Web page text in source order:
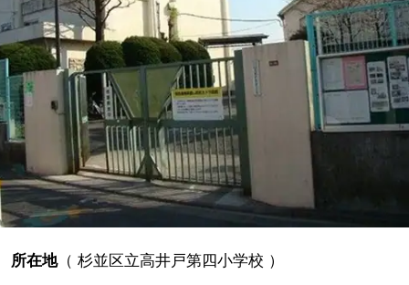
所在地（ 杉並区立高井戸第四小学校 ）